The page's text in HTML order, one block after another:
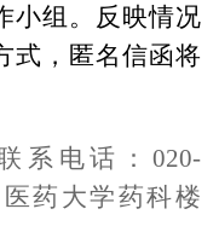
小组。反映情况
式，匿名信函将
系电话：020-
药大学药科楼